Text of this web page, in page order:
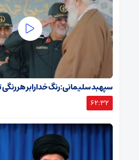
سپهبد سلیمانی: رنگ خدا را بر هر
62:32